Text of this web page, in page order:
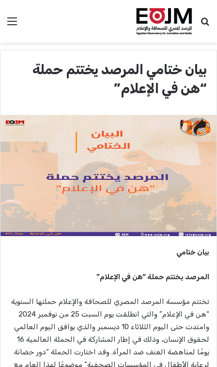
بحث عن
بيان ختامي المرصد يختتم حملة
“هن في الإعلام”
بيان ختامي
المرصد يختتم حملة “هن في الإعلام”
تختتم مؤسسة المرصد المصري للصحافة والإعلام حملتها السنوية
“هن في الإعلام” والتي انطلقت يوم السبت 25 من نوفمبر 2024
وامتدت حتى اليوم الثلاثاء 10 ديسمبر والذي يوافق اليوم العالمي
لحقوق الإنسان، وذلك في إطار المشاركة في الحملة العالمية 16
يومًا لمناهضة العنف ضد المرأة. وقد اختارت الحملة “دور حضانة
لرعاية الأطفال في المؤسسات الصحفية” موضوعًا لهذا العام مع